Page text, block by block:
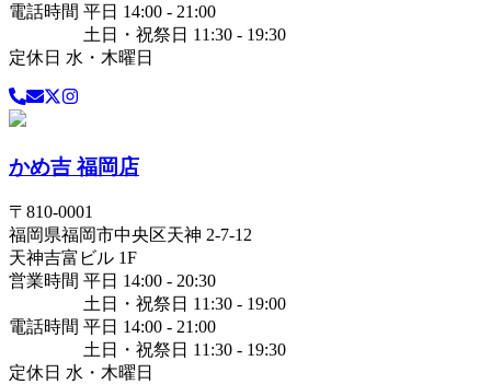
電話時間 平日 14:00 - 21:00
土日・祝祭日 11:30 - 19:30
定休日 水・木曜日
かめ吉 福岡店
〒 810-0001
福岡県福岡市中央区天神 2-7-12
天神吉富ビル 1F
営業時間 平日 14:00 - 20:30
土日・祝祭日 11:30 - 19:00
電話時間 平日 14:00 - 21:00
土日・祝祭日 11:30 - 19:30
定休日 水・木曜日